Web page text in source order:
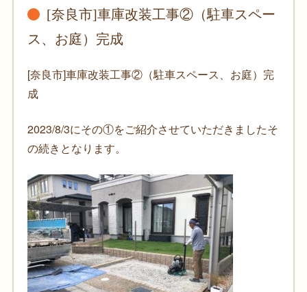
[奈良市]車庫改装工事②（駐車スペー
ス、お庭）完成
[奈良市]車庫改装工事②（駐車スペース、お庭）完
成
2023/8/3にその①をご紹介させていただきましたそ
の続きとなります。